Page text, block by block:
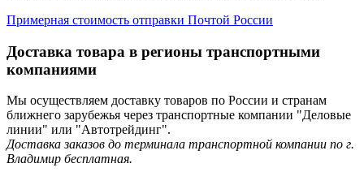
Примерная стоимость отправки Почтой России
Доставка товара в регионы транспортными
компаниями
Мы осуществляем доставку товаров по России и странам
ближнего зарубежья через транспортные компании "Деловые
линии" или "Автотрейдинг".
Доставка заказов до терминала транспортной компании по г.
Владимир бесплатная.